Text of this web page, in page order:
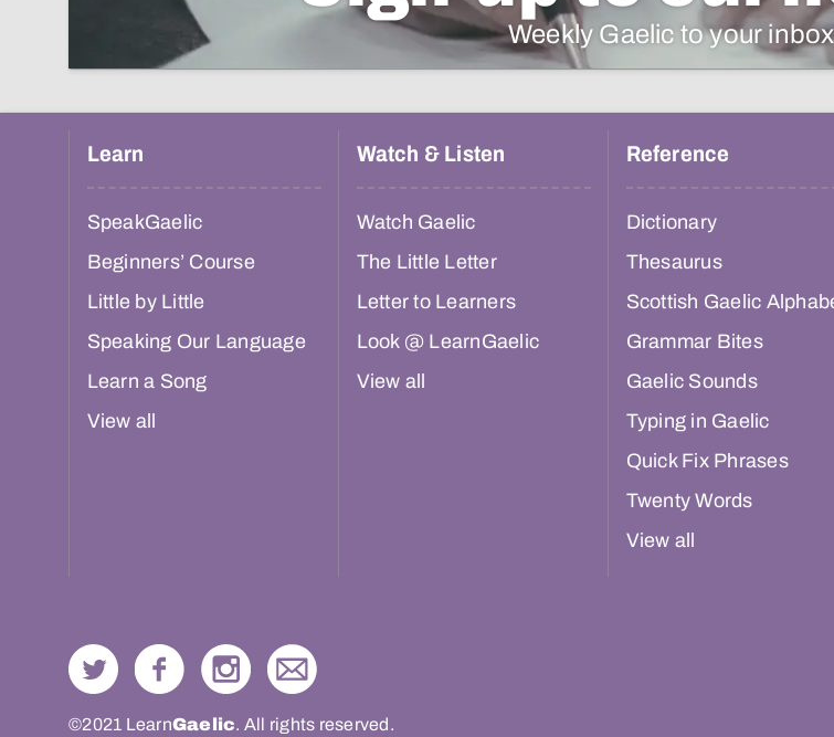
Weekly Gaelic to your
Learn
SpeakGaelic
Beginners’ Course
Little by Little
Speaking Our Language
Learn a Song
View all
Watch & Listen
Watch Gaelic
The Little Letter
Letter to Learners
Look @ LearnGaelic
View all
Reference
Dictionary
Thesaurus
Scottish Gaelic
Grammar Bites
Gaelic Sounds
Typing in Gaelic
Quick Fix Phrases
Twenty Words
View all
©2021 LearnGaelic. All rights reserved.